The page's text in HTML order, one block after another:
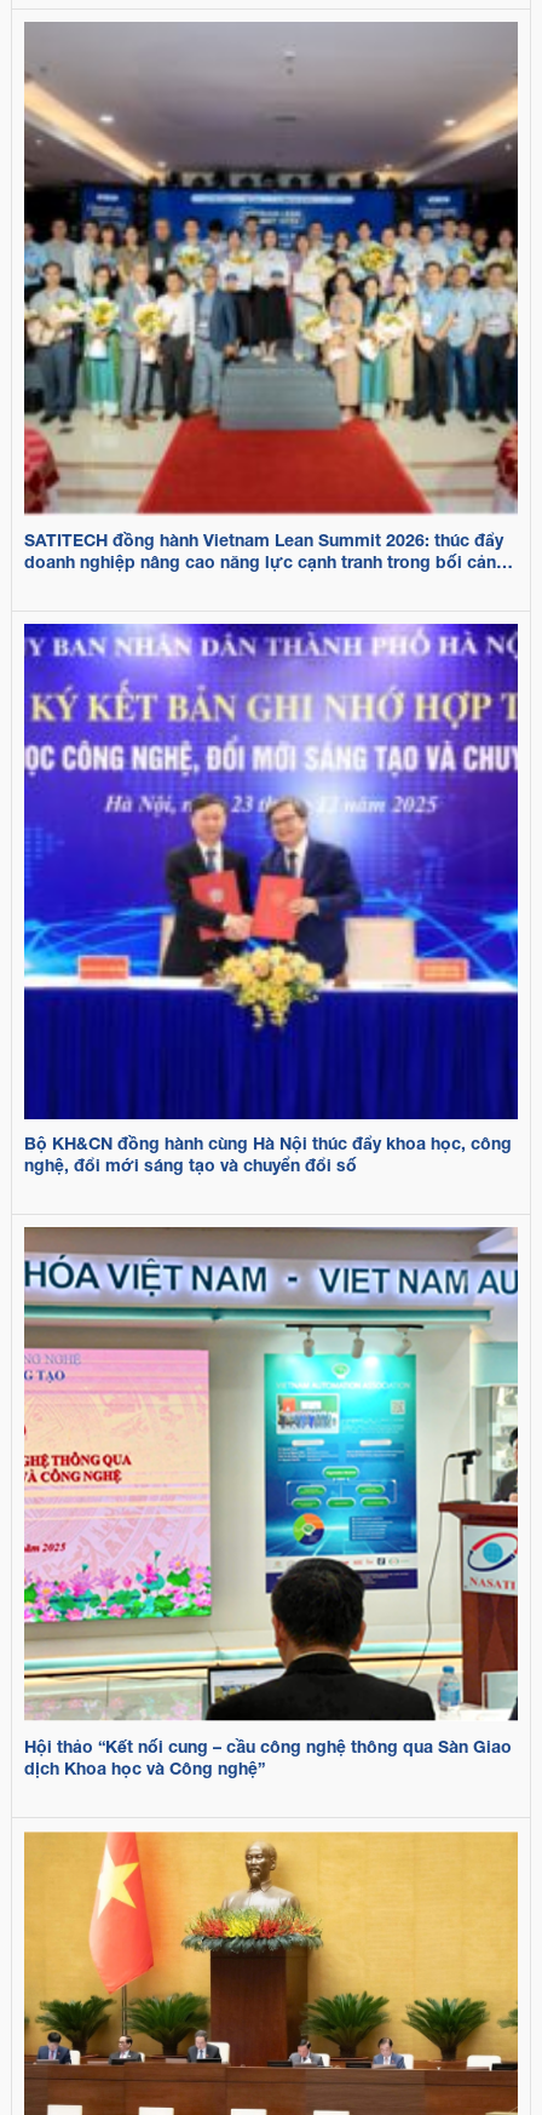
SATITECH đồng hành Vietnam Lean Summit 2026: thúc đẩy
doanh nghiệp nâng cao năng lực cạnh tranh trong bối cảnh
Bộ KH&CN đồng hành cùng Hà Nội thúc đẩy khoa học, công
nghệ, đổi mới sáng tạo và chuyển đổi số
Hội thảo “Kết nối cung – cầu công nghệ thông qua Sàn Giao
dịch Khoa học và Công nghệ”